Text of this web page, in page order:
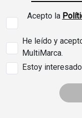
Acepto la
He leído y
MultiMarca.
Estoy